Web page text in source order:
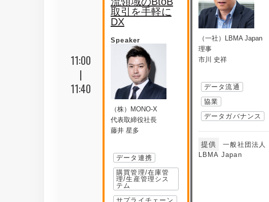
11:00
|
11:40
取引を手軽に
DX
Speaker
（株）MONO-X
代表取締役社長
藤井 星多
データ連携
購買管理/在庫管
理/生産管理シス
テム
サプライチェーン
（一社）LBMA Japan
理事
市川 史祥
データ流通
協業
データガバナンス
提供
一般社団法人
LBMA Japan